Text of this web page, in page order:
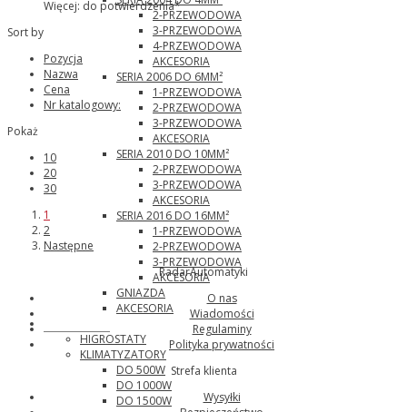
2-PRZEWODOWA
3-PRZEWODOWA
4-PRZEWODOWA
AKCESORIA
SERIA 2006 DO 6MM²
1-PRZEWODOWA
2-PRZEWODOWA
3-PRZEWODOWA
AKCESORIA
SERIA 2010 DO 10MM²
2-PRZEWODOWA
3-PRZEWODOWA
AKCESORIA
SERIA 2016 DO 16MM²
1-PRZEWODOWA
2-PRZEWODOWA
3-PRZEWODOWA
AKCESORIA
GNIAZDA
AKCESORIA
HIGROSTATY
KLIMATYZATORY
DO 500W
DO 1000W
DO 1500W
Więcej: do potwierdzenia*
Sort by
Pozycja
Nazwa
Cena
Nr katalogowy:
Pokaż
10
20
30
1
2
Następne
RadarAutomatyki
O nas
Wiadomości
Regulaminy
Polityka prywatności
Strefa klienta
Wysyłki